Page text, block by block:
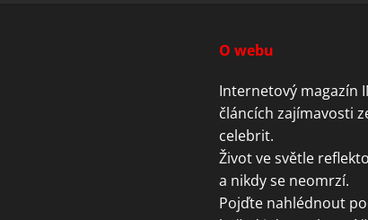
O webu
Internetový magazín
článcích zajímavosti
celebrit.
Život ve světle
a nikdy se neomrzí.
Pojďte nahlédnout